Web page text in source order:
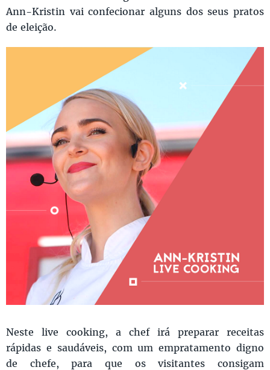
Ann-Kristin vai confecionar alguns dos seus pratos
de eleição.
Neste live cooking, a chef irá preparar receitas
rápidas e saudáveis, com um empratamento digno
de chefe, para que os visitantes consigam